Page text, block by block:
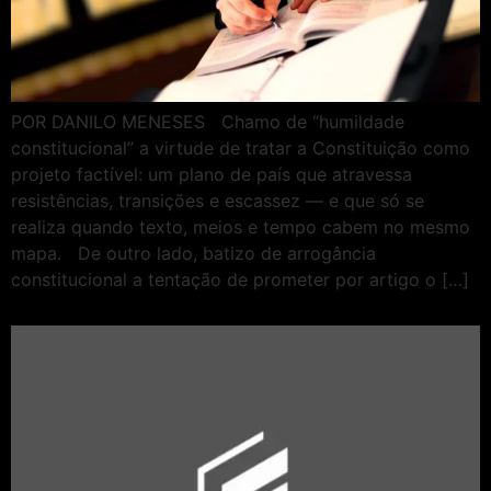
POR DANILO MENESES Chamo de “humildade
constitucional” a virtude de tratar a Constituição como
projeto factível: um plano de país que atravessa
resistências, transições e escassez — e que só se
realiza quando texto, meios e tempo cabem no mesmo
mapa. De outro lado, batizo de arrogância
constitucional a tentação de prometer por artigo o […]